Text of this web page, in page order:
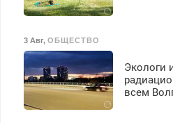
3 Авг, ОБЩЕСТВО
Экологи
всем